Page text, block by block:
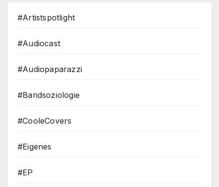
#Artistspotlight
#Audiocast
#Audiopaparazzi
#Bandsoziologie
#CooleCovers
#Eigenes
#EP